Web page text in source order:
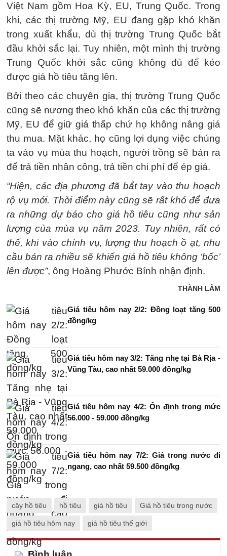
Việt Nam gồm Hoa Kỳ, EU, Trung Quốc. Trong
khi, các thị trường Mỹ, EU đang gặp khó khăn
trong xuất khẩu, dù thị trường Trung Quốc bắt
đầu khởi sắc lại. Tuy nhiên, một mình thị trường
Trung Quốc khởi sắc cũng không đủ để kéo
được giá hồ tiêu tăng lên.
Bởi theo các chuyên gia, thị trường Trung Quốc
cũng sẽ nương theo khó khăn của các thị trường
Mỹ, EU để giữ giá thấp chứ họ không nâng giá
thu mua. Mặt khác, họ cũng lợi dụng việc chúng
ta vào vụ mùa thu hoạch, người trồng sẽ bán ra
để trả tiền nhân công, trả tiền chi phí để ép giá.
“Hiện, các địa phương đã bắt tay vào thu hoạch
rộ vụ mới. Thời điểm này cũng sẽ rất khó để đưa
ra những dự báo cho giá hồ tiêu cũng như sản
lượng của mùa vụ năm 2023. Tuy nhiên, rất có
thể, khi vào chính vụ, lượng thu hoạch ồ ạt, nhu
cầu bán ra nhiều sẽ khiến giá hồ tiêu không ‘bốc’
lên được”, ông Hoàng Phước Bính nhận định.
THÀNH LÂM
Giá tiêu hôm nay 2/2: Đồng loạt tăng 500
đồng/kg
Giá tiêu hôm nay 3/2: Tăng nhẹ tại Bà Rịa -
Vũng Tàu, cao nhất 59.000 đồng/kg
Giá tiêu hôm nay 4/2: Ổn định trong mức
56.000 - 59.000 đồng/kg
Giá tiêu hôm nay 7/2: Giá trong nước đi
ngang, cao nhất 59.500 đồng/kg
cây hồ tiêu hồ tiêu giá hồ tiêu Giá hồ tiêu trong nước
giá hồ tiêu hôm nay giá hồ tiêu thế giới